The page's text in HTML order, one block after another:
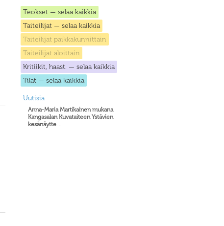
Teokset — selaa kaikkia
Taiteilijat — selaa kaikkia
Taiteilijat paikkakunnittain
Taiteilijat aloittain
Kritiikit, haast. — selaa kaikkia
Tilat — selaa kaikkia
Uutisia
Anna-Maria Martikainen mukana
Kangasalan Kuvataiteen Ystävien
kesänäytte...